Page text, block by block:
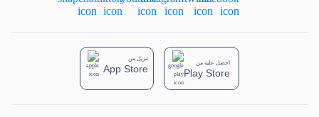
تنزيل من
App Store
احصل عليه من
Play Store